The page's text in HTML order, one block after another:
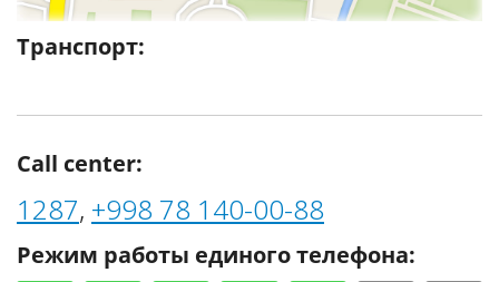
Транспорт:
Call center:
1287, +998 78 140-00-88
Режим работы единого телефона: